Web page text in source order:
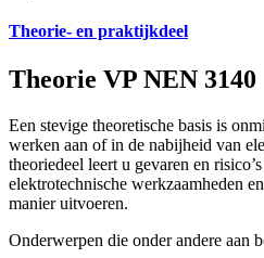
Theorie- en praktijkdeel
Theorie VP NEN 3140
Een stevige theoretische basis is
werken aan of in de nabijheid van
theoriedeel leert u gevaren en
elektrotechnische werkzaamheden
manier uitvoeren.
Onderwerpen die onder andere aan